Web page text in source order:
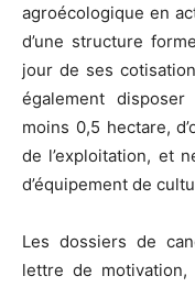
agroécologique en
d’une structure
jour de ses
également disposer
moins 0,5 hectare,
de l’exploitation, et
d’équipement de
Les dossiers de
lettre de